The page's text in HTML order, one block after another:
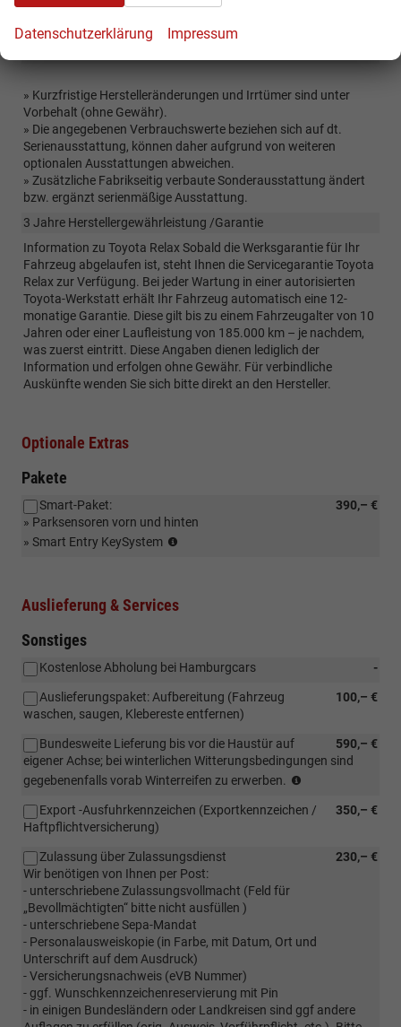
Sonstiges
» Kurzfristige Herstelleränderungen und Irrtümer sind unter
Vorbehalt (ohne Gewähr).
» Die angegebenen Verbrauchswerte beziehen sich auf dt.
Serienausstattung, können daher aufgrund von weiteren
optionalen Ausstattungen abweichen.
» Zusätzliche Fabrikseitig verbaute Sonderausstattung ändert
bzw. ergänzt serienmäßige Ausstattung.
3 Jahre Herstellergewährleistung /Garantie
Information zu Toyota Relax Sobald die Werksgarantie für Ihr
Fahrzeug abgelaufen ist, steht Ihnen die Servicegarantie Toyota
Relax zur Verfügung. Bei jeder Wartung in einer autorisierten
Toyota-Werkstatt erhält Ihr Fahrzeug automatisch eine 12-
monatige Garantie. Diese gilt bis zu einem Fahrzeugalter von 10
Jahren oder einer Laufleistung von 185.000 km – je nachdem,
was zuerst eintritt. Diese Angaben dienen lediglich der
Information und erfolgen ohne Gewähr. Für verbindliche
Auskünfte wenden Sie sich bitte direkt an den Hersteller.
Optionale Extras
Pakete
390,– €
Smart-Paket:
» Parksensoren vorn und hinten
» Smart­ Entry Key­System
Auslieferung & Services
Sonstiges
-
Kostenlose Abholung bei Hamburgcars
100,– €
Auslieferungspaket: Aufbereitung (Fahrzeug
waschen, saugen, Klebereste entfernen)
590,– €
Bundesweite Lieferung bis vor die Haustür auf
eigener Achse; bei winterlichen Witterungsbedingungen sind
gegebenenfalls vorab Winterreifen zu erwerben.
bis
Haustür
winterlichen
vorherige
350,– €
Export -Ausfuhrkennzeichen (Exportkennzeichen /
Haftpflichtversicherung)
230,– €
Zulassung über Zulassungsdienst
Wir benötigen von Ihnen per Post:
- unterschriebene Zulassungsvollmacht (Feld für
„Bevollmächtigten“ bitte nicht ausfüllen )
- unterschriebene Sepa-Mandat
- Personalausweiskopie (in Farbe, mit Datum, Ort und
Unterschrift auf dem Ausdruck)
- Versicherungsnachweis (eVB Nummer)
- ggf. Wunschkennzeichenreservierung mit Pin
- in einigen Bundesländern oder Landkreisen sind ggf andere
Datenschutzerklärung Impressum